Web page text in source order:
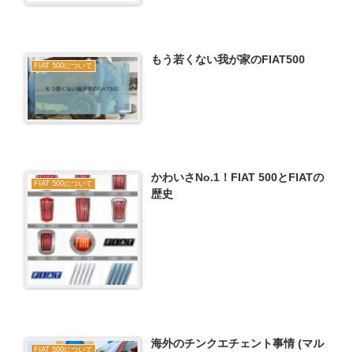
FIAT 500について もう若くない我が家のFIAT500
FIAT 500について
かわいさNo.1！FIAT 500とFIATの
歴史
FIAT 500について
海外のチンクエチェント事情 (マル